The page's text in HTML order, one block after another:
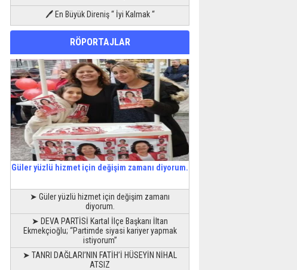
🖊 En Büyük Direniş “ İyi Kalmak “
RÖPORTAJLAR
Güler yüzlü hizmet için değişim zamanı diyorum.
➤ Güler yüzlü hizmet için değişim zamanı
diyorum.
➤ DEVA PARTİSİ Kartal İlçe Başkanı İltan
Ekmekçioğlu; “Partimde siyasi kariyer yapmak
istiyorum”
➤ TANRI DAĞLARI’NIN FATİH’İ HÜSEYİN NİHAL
ATSIZ